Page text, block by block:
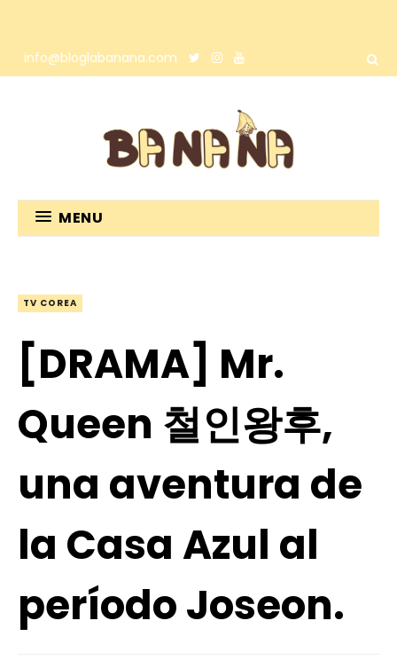
info@bloglabanana.com
MENU
TV COREA
[DRAMA] Mr.
Queen 철인왕후,
una aventura de
la Casa Azul al
período Joseon.